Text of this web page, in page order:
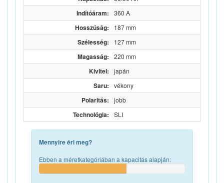
Indítóáram: 360 A
Hosszúság: 187 mm
Szélesség: 127 mm
Magasság: 220 mm
Kivitel: japán
Saru: vékony
Polaritás: jobb
Technológia: SLI
Mennyire éri meg?
Ebben a méretkategóriában a kapacitás alapján: